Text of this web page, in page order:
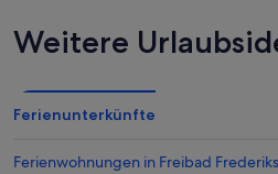
Weitere
Ferienunterkünfte
Ferienwohnungen in Freibad